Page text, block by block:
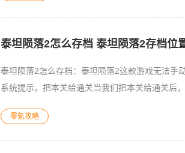
泰坦陨落2怎么存档 泰坦陨落2存档位
泰坦陨落2怎么存档：泰坦陨落2这款游戏无法手
系统提示，把本关给通关当我们把本关给通关后
零氪攻略